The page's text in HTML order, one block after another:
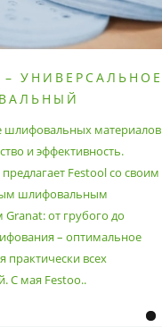
– УНИВЕРСАЛЬНОЕ
шлифовальных материалов
и эффективность.
Festool со своим
шлифовальным
от грубого до
– оптимальное
практически всех
С мая Festoo..